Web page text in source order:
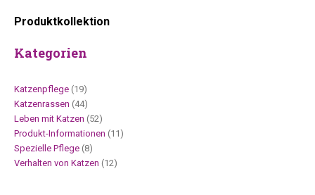
Produktkollektion
Kategorien
Katzenpflege (19)
Katzenrassen (44)
Leben mit Katzen (52)
Produkt-Informationen (11)
Spezielle Pflege (8)
Verhalten von Katzen (12)